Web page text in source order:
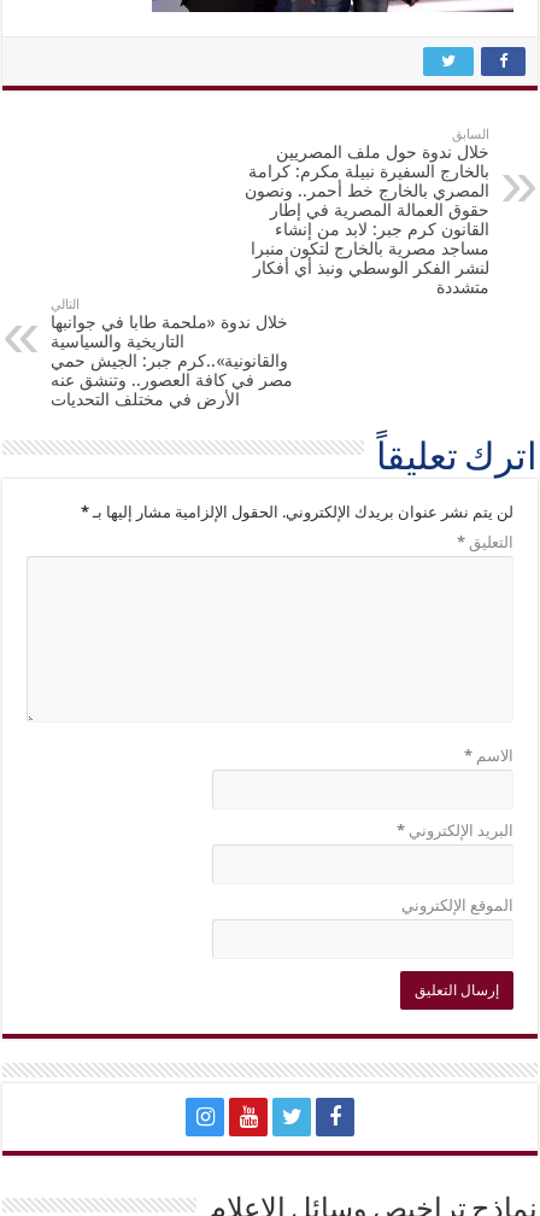
السابق
خلال ندوة حول ملف المصريين
بالخارج السفيرة نبيلة مكرم: كرامة
المصري بالخارج خط أحمر.. ونصون
حقوق العمالة المصرية في إطار
القانون كرم جبر: لابد من إنشاء
مساجد مصرية بالخارج لتكون منبرا
لنشر الفكر الوسطي ونبذ أي أفكار
متشددة
التالي
خلال ندوة «ملحمة طابا في جوانبها
التاريخية والسياسية
والقانونية»..كرم جبر: الجيش حمي
مصر في كافة العصور.. وتنشق عنه
الأرض في مختلف التحديات
اترك تعليقاً
لن يتم نشر عنوان بريدك الإلكتروني. الحقول الإلزامية مشار إليها بـ*
التعليق*
الاسم*
البريد الإلكتروني*
الموقع الإلكتروني